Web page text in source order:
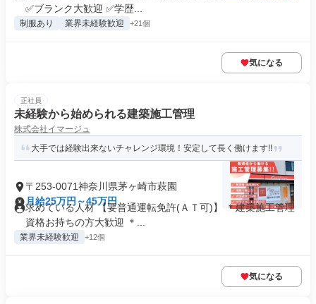
✅ブランク大歓迎 ✅学歴...
制服あり 業界未経験歓迎 +21個
気になる
正社員
未経験から始められる建築施工管理
株式会社イマージュ
大手では経験出来ないチャレンジ環境！安定して長く働けます!!
〒253-0071神奈川県茅ヶ崎市萩園
月給25万円～45万円
求めている人材 【要普通運転免許(ＡＴ可)】 ＊建築施工管理
資格お持ちの方大歓迎 ＊...
業界未経験歓迎 +12個
気になる